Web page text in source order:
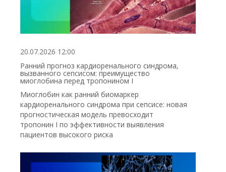
20.07.2026 12:00
Ранний прогноз кардиоренального синдрома,
вызванного сепсисом: преимущество
миоглобина перед тропонином I
Миоглобин как ранний биомаркер
кардиоренального синдрома при сепсисе: новая
прогностическая модель превосходит
тропонин I по эффективности выявления
пациентов высокого риска